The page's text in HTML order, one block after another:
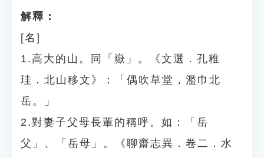
解釋：
[名]
1.高大的山。同「嶽」。《文選．孔稚
珪．北山移文》：「偶吹草堂，濫巾北
岳。」
2.對妻子父母長輩的稱呼。如：「岳
父」、「岳母」。《聊齋志異．卷二．水